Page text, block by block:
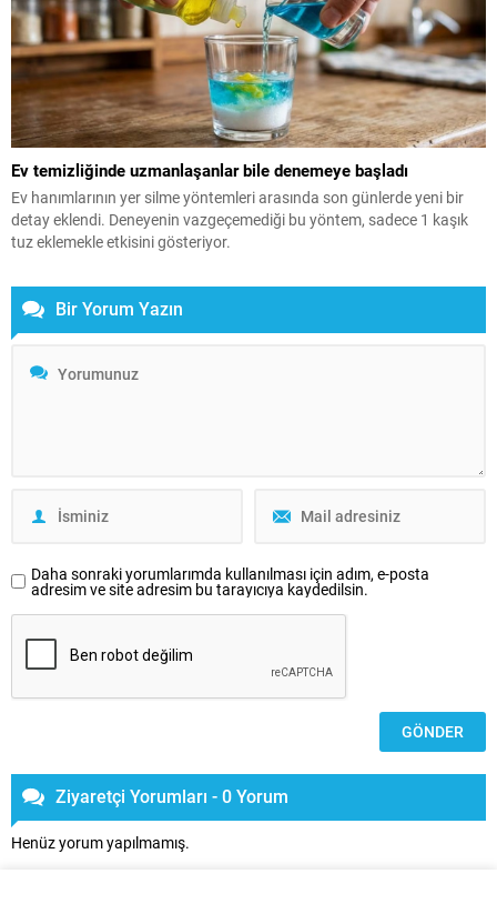
Ev temizliğinde uzmanlaşanlar bile denemeye başladı
Ev hanımlarının yer silme yöntemleri arasında son günlerde yeni bir
detay eklendi. Deneyenin vazgeçemediği bu yöntem, sadece 1 kaşık
tuz eklemekle etkisini gösteriyor.
Bir Yorum Yazın
Daha sonraki yorumlarımda kullanılması için adım, e-posta
adresim ve site adresim bu tarayıcıya kaydedilsin.
Ziyaretçi Yorumları - 0 Yorum
Henüz yorum yapılmamış.